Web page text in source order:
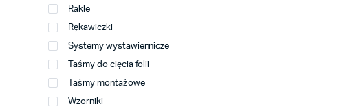
Rakle
Rękawiczki
Systemy wystawiennicze
Taśmy do cięcia folii
Taśmy montażowe
Wzorniki